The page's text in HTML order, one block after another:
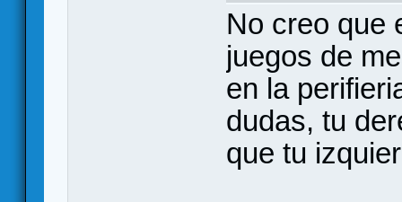
No creo que
juegos de
en la
dudas, tu
que tu